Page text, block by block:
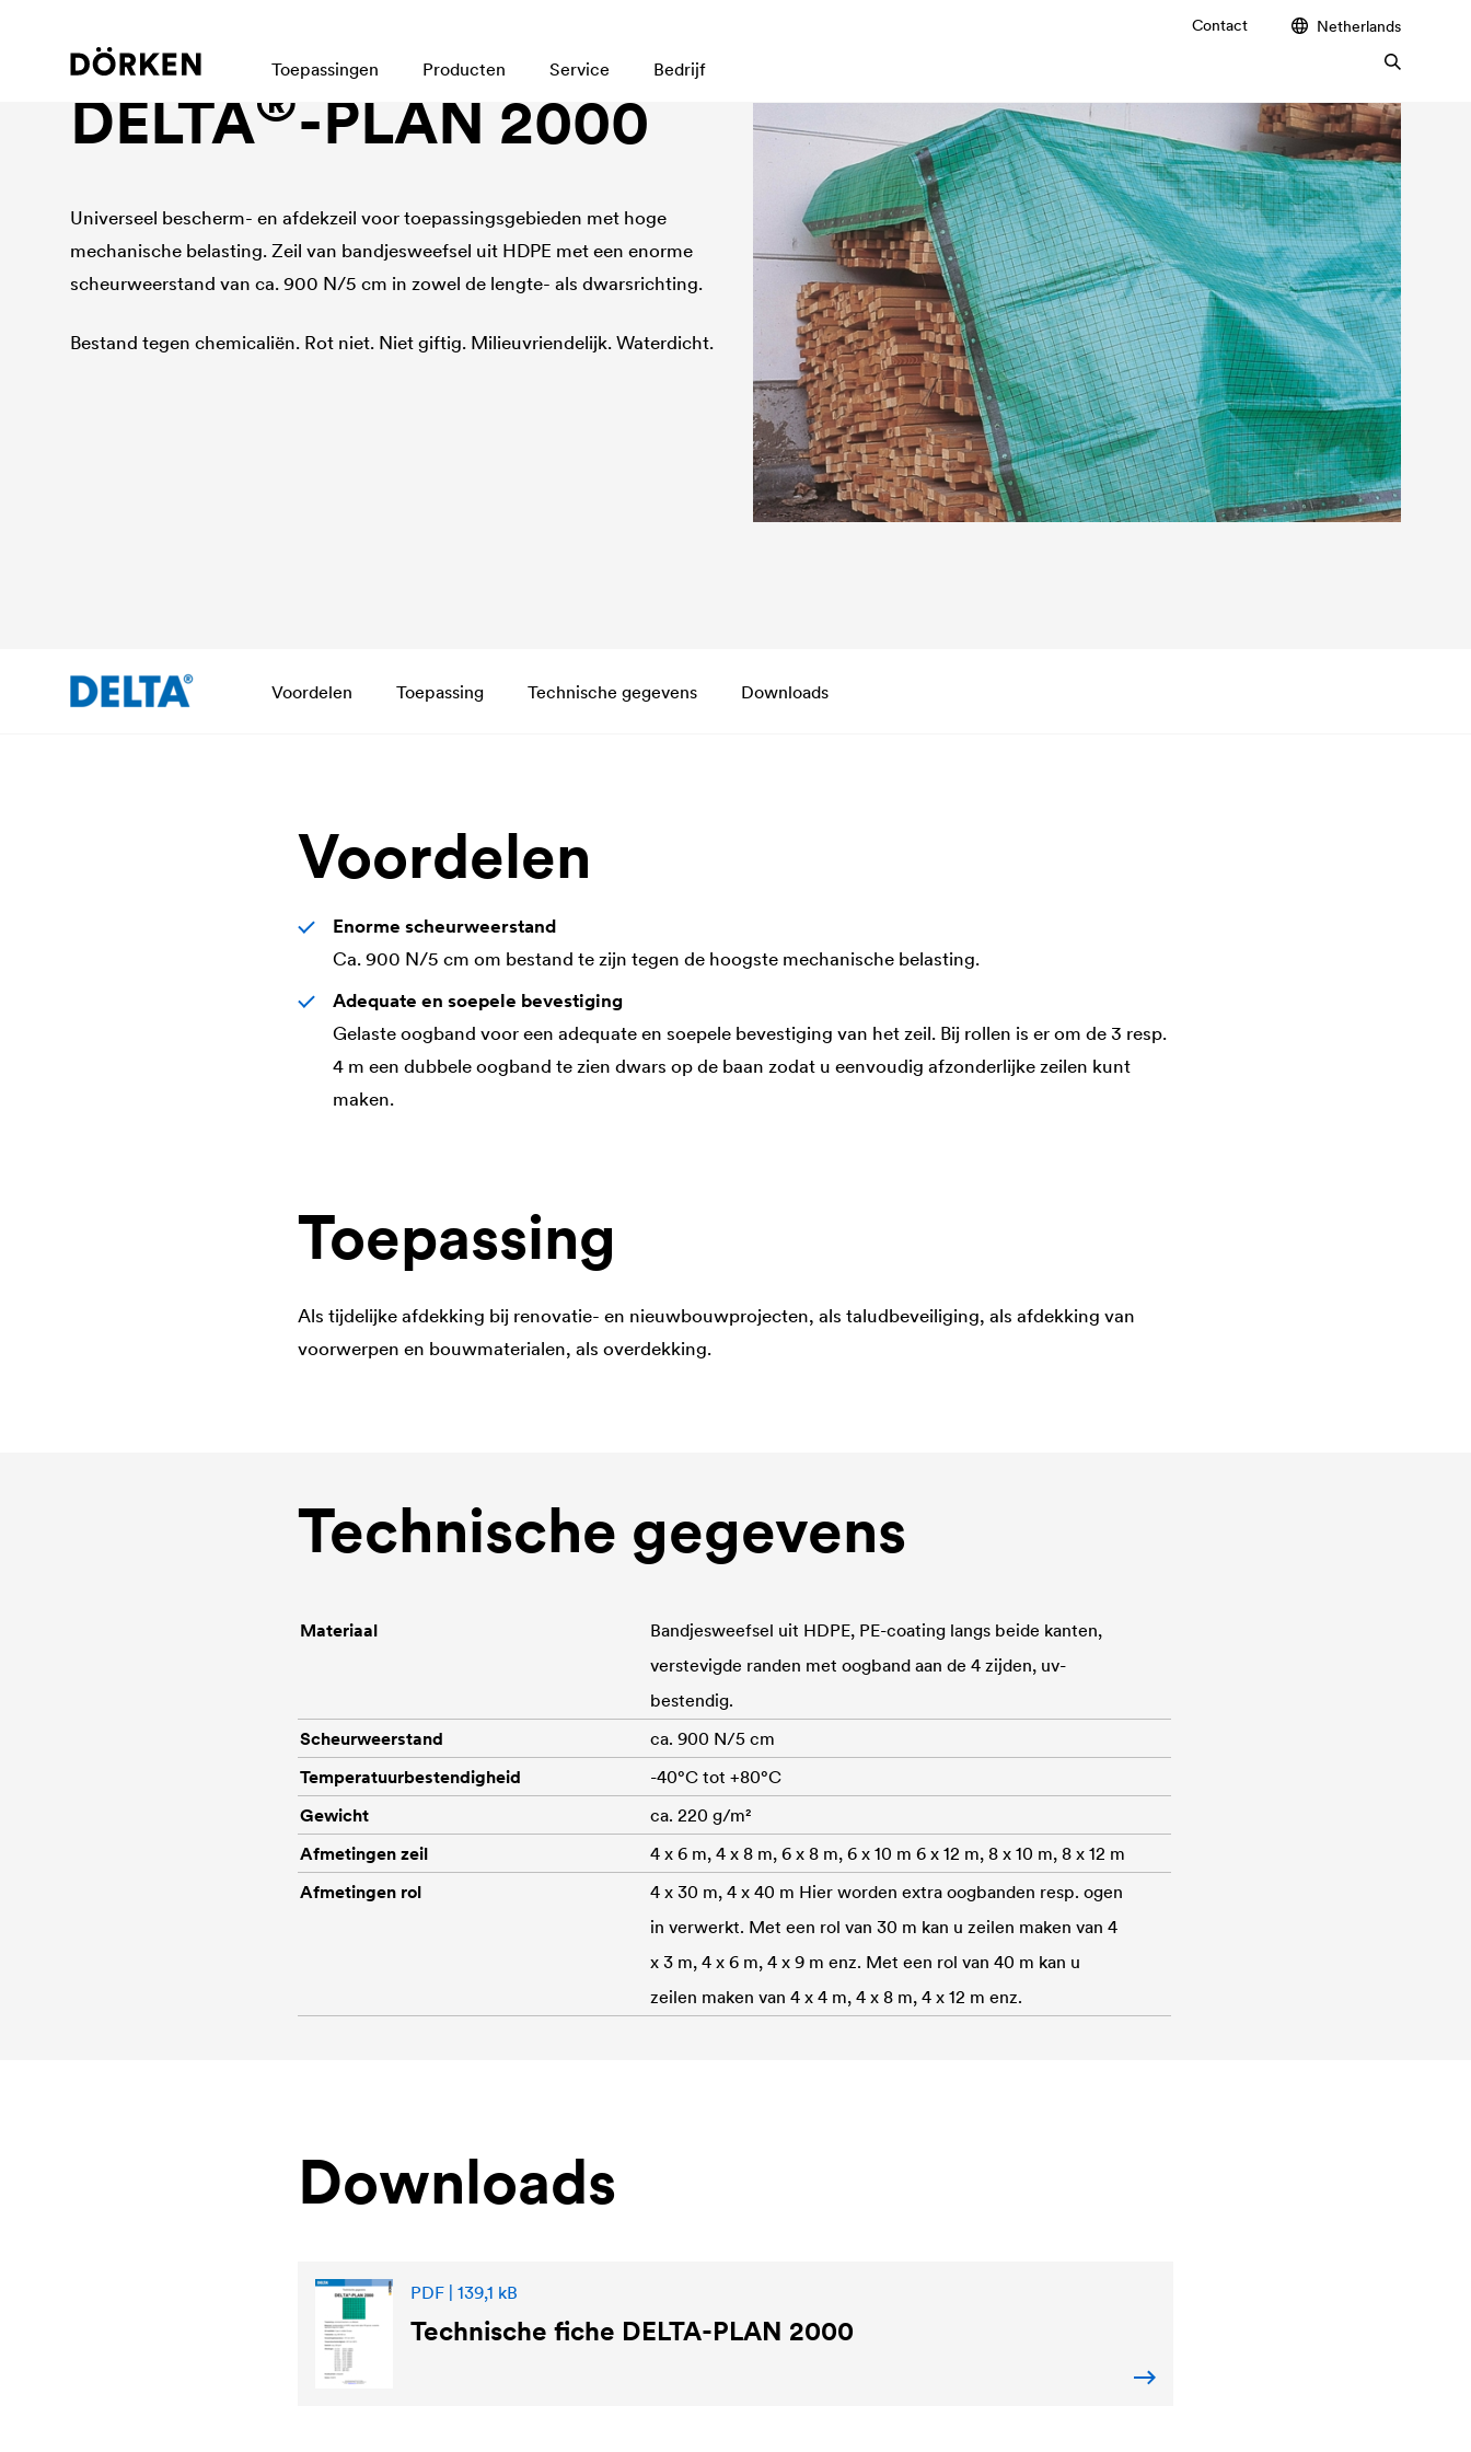
Contact Netherlands
Toepassingen Producten Service Bedrijf
Zeilen
DELTA®-PLAN 2000
Universeel bescherm- en afdekzeil voor toepassingsgebieden met hoge
mechanische belasting. Zeil van bandjesweefsel uit HDPE met een enorme
scheurweerstand van ca. 900 N/5 cm in zowel de lengte- als dwarsrichting.
Bestand tegen chemicaliën. Rot niet. Niet giftig. Milieuvriendelijk. Waterdicht.
Voordelen Toepassing Technische gegevens Downloads
Voordelen
Enorme scheurweerstand
Ca. 900 N/5 cm om bestand te zijn tegen de hoogste mechanische belasting.
Adequate en soepele bevestiging
Gelaste oogband voor een adequate en soepele bevestiging van het zeil. Bij rollen is er om de 3 resp.
4 m een dubbele oogband te zien dwars op de baan zodat u eenvoudig afzonderlijke zeilen kunt
maken.
Toepassing
Als tijdelijke afdekking bij renovatie- en nieuwbouwprojecten, als taludbeveiliging, als afdekking van
voorwerpen en bouwmaterialen, als overdekking.
Technische gegevens
Materiaal
Bandjesweefsel uit HDPE, PE-coating langs beide kanten,
verstevigde randen met oogband aan de 4 zijden, uv-
bestendig.
Scheurweerstand
ca. 900 N/5 cm
Temperatuurbestendigheid
-40°C tot +80°C
Gewicht
ca. 220 g/m²
Afmetingen zeil
4 x 6 m, 4 x 8 m, 6 x 8 m, 6 x 10 m 6 x 12 m, 8 x 10 m, 8 x 12 m
Afmetingen rol
4 x 30 m, 4 x 40 m Hier worden extra oogbanden resp. ogen
in verwerkt. Met een rol van 30 m kan u zeilen maken van 4
x 3 m, 4 x 6 m, 4 x 9 m enz. Met een rol van 40 m kan u
zeilen maken van 4 x 4 m, 4 x 8 m, 4 x 12 m enz.
Downloads
PDF | 139,1 kB
Technische fiche DELTA-PLAN 2000